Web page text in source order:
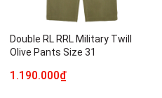
Double RL RRL Military Twill
Olive Pants Size 31
1.190.000₫